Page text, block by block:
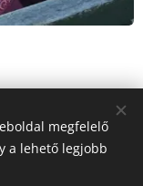
megfelelő
a lehető legjobb